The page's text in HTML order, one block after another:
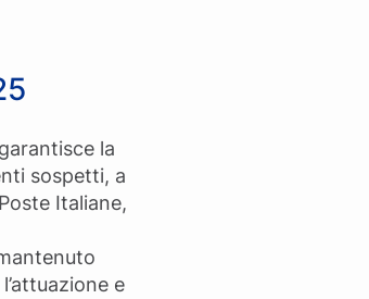
la
sospetti, a
Italiane,
e